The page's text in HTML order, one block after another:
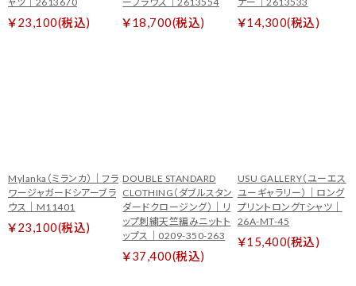
￥23,100(税込) ￥18,700(税込) ￥14,300(税込)
Mylanka（ミランカ）｜フラ
ワージャガードシアーブラ
ウス｜M11401
￥23,100(税込)
DOUBLE STANDARD
CLOTHING（ダブルスタン
ダードクロージング）｜リ
ップ刺繍天竺編みニットト
ップス｜0209-350-263
￥37,400(税込)
USU GALLERY（ユーエス
ユーギャラリー）｜ロング
プリントロングTシャツ｜
26A-MT-45
￥15,400(税込)